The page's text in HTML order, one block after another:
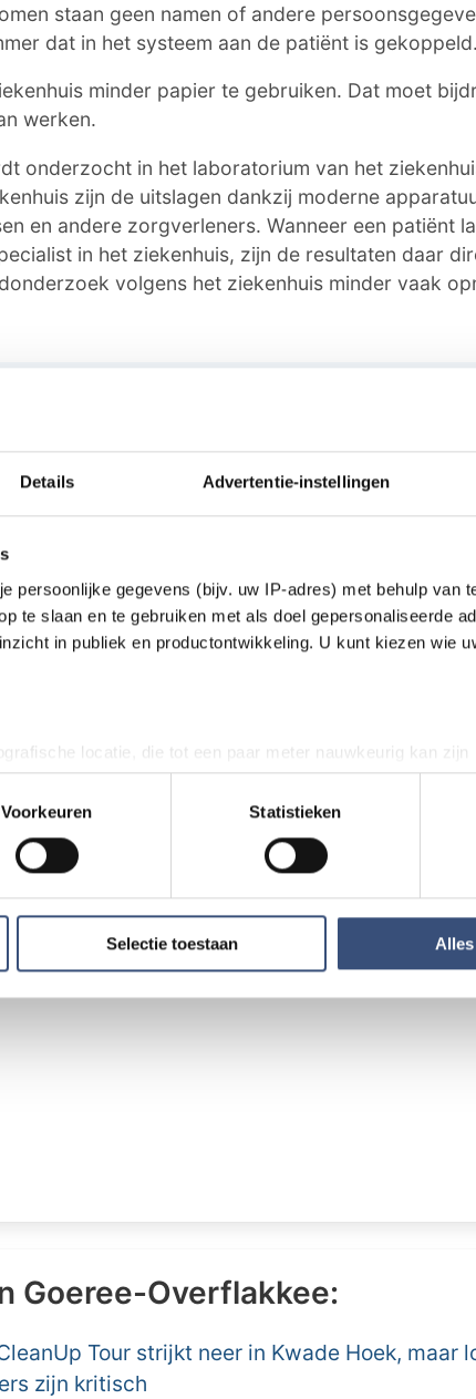
Details Advertentie-instellingen
persoonlijke gegevens (bijv. uw IP-adres) met behulp van
te slaan en te gebruiken met als doel gepersonaliseerde
in publiek en productontwikkeling. U kunt kiezen wie
locatie, die tot een paar meter nauwkeurig kan zijn
te scannen op specifieke eigenschappen
worden verwerkt en stel uw voorkeuren in het
in de Cookieverklaring.
we informatie over uw gebruik van onze site met onze
kunnen deze gegevens combineren met andere
basis van uw gebruik van hun services.
Voorkeuren Statistieken
Selectie toestaan
staan geen namen of andere
dat in het systeem aan de patiënt is gekoppeld.
minder papier te gebruiken. Dat moet
werken.
onderzocht in het laboratorium van het
zijn de uitslagen dankzij moderne
en andere zorgverleners. Wanneer een patiënt
in het ziekenhuis, zijn de resultaten daar
volgens het ziekenhuis minder vaak
0187-609512
werkt iets niet goed of kom je een advertentie tegen
Archipel
Goeree-Overflakkee:
Tour strijkt neer in Kwade Hoek, maar
zijn kritisch